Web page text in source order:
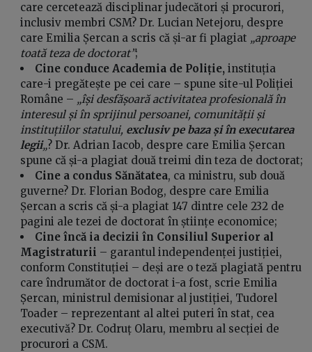
care cercetează disciplinar judecători și procurori,
inclusiv membri CSM? Dr. Lucian Netejoru, despre
care Emilia Șercan a scris că și-ar fi plagiat „aproape
toată teza de doctorat”;
Cine conduce Academia de Poliție, instituția
care-i pregătește pe cei care – spune site-ul Poliției
Române – „își desfășoară activitatea profesională în
interesul și în sprijinul persoanei, comunității și
instituțiilor statului, exclusiv pe baza și în executarea
legii„? Dr. Adrian Iacob, despre care Emilia Șercan
spune că și-a plagiat două treimi din teza de doctorat;
Cine a condus Sănătatea, ca ministru, sub două
guverne? Dr. Florian Bodog, despre care Emilia
Șercan a scris că și-a plagiat 147 dintre cele 232 de
pagini ale tezei de doctorat în științe economice;
Cine încă ia decizii în Consiliul Superior al
Magistraturii – garantul independenței justiției,
conform Constituției – deși are o teză plagiată pentru
care îndrumător de doctorat i-a fost, scrie Emilia
Șercan, ministrul demisionar al justiției, Tudorel
Toader – reprezentant al altei puteri în stat, cea
executivă? Dr. Codruț Olaru, membru al secției de
procurori a CSM.